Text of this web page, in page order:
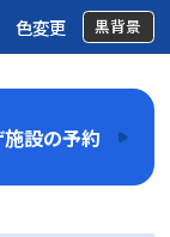
設の予約
色変更 黒背景